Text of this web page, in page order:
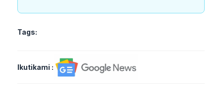
Tags:
Ikutikami :